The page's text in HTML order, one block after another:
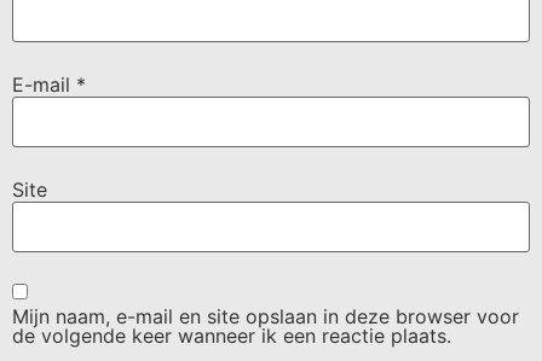
E-mail *
Site
Mijn naam, e-mail en site opslaan in deze browser voor
de volgende keer wanneer ik een reactie plaats.